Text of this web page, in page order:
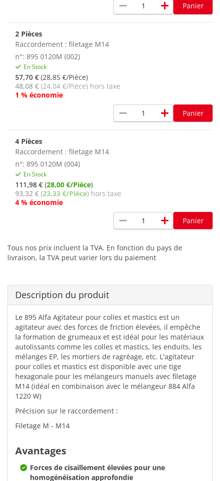
remove add Panier
2 Pièces
Raccordement : filetage M14
n°: 895 0120M (002)
En Stock
57,70 € (28,85 €/Pièce)
48,08 € (24,04 €/Pièce) hors taxe
1 % économie
remove add Panier
4 Pièces
Raccordement : filetage M14
n°: 895 0120M (004)
En Stock
111,98 € (28,00 €/Pièce)
93,32 € (23,33 €/Pièce) hors taxe
4 % économie
remove add Panier
Tous nos prix incluent la TVA. En fonction du pays de
livraison, la TVA peut varier lors du paiement
Description du produit
Le 895 Alfa Agitateur pour colles et mastics est un
agitateur avec des forces de friction élevées, il empêche
la formation de grumeaux et est idéal pour les matériaux
autolissants comme les colles et mastics, les enduits, les
mélanges EP, les mortiers de ragréage, etc. L'agitateur
pour colles et mastics est disponible avec une tige
hexagonale pour les mélangeurs manuels avec filetage
M14 (idéal en combinaison avec le mélangeur 884 Alfa
1220 W)
Précision sur le raccordement :
Filetage M - M14
Avantages
Forces de cisaillement élevées pour une
homogénéisation approfondie